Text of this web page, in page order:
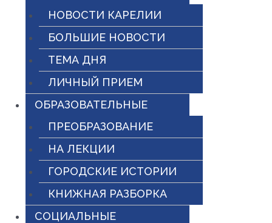
НОВОСТИ КАРЕЛИИ
БОЛЬШИЕ НОВОСТИ
ТЕМА ДНЯ
ЛИЧНЫЙ ПРИЕМ
ОБРАЗОВАТЕЛЬНЫЕ
ПРЕОБРАЗОВАНИЕ
НА ЛЕКЦИИ
ГОРОДСКИЕ ИСТОРИИ
КНИЖНАЯ РАЗБОРКА
СОЦИАЛЬНЫЕ